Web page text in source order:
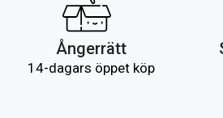
Ångerrätt
14-dagars öppet köp